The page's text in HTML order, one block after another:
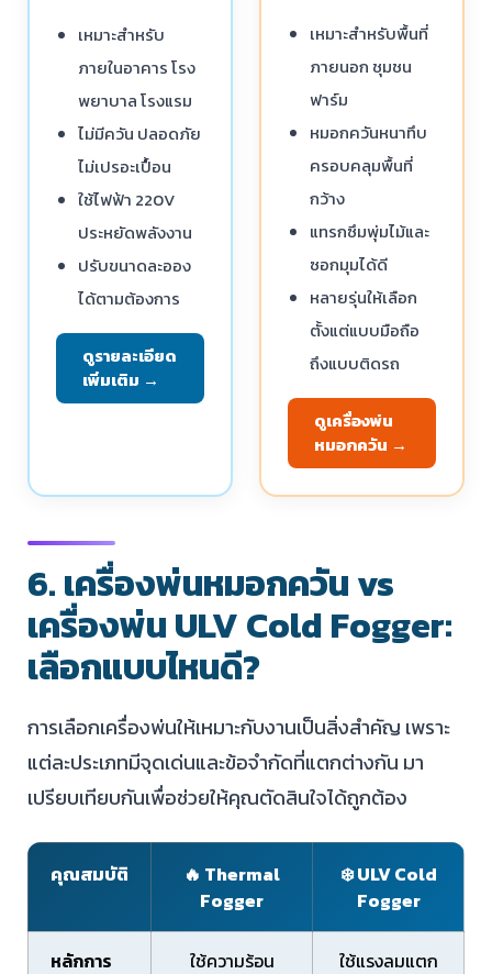
เหมาะสำหรับ
ภายในอาคาร โรง
พยาบาล โรงแรม
ไม่มีควัน ปลอดภัย
ไม่เปรอะเปื้อน
ใช้ไฟฟ้า 220V
ประหยัดพลังงาน
ปรับขนาดละออง
ได้ตามต้องการ
ดูรายละเอียด
เพิ่มเติม →
เหมาะสำหรับพื้นที่
ภายนอก ชุมชน
ฟาร์ม
หมอกควันหนาทึบ
ครอบคลุมพื้นที่
กว้าง
แทรกซึมพุ่มไม้และ
ซอกมุมได้ดี
หลายรุ่นให้เลือก
ตั้งแต่แบบมือถือ
ถึงแบบติดรถ
ดูเครื่องพ่น
หมอกควัน →
6. เครื่องพ่นหมอกควัน vs
เครื่องพ่น ULV Cold Fogger:
เลือกแบบไหนดี?
การเลือกเครื่องพ่นให้เหมาะกับงานเป็นสิ่งสำคัญ เพราะ
แต่ละประเภทมีจุดเด่นและข้อจำกัดที่แตกต่างกัน มา
เปรียบเทียบกันเพื่อช่วยให้คุณตัดสินใจได้ถูกต้อง
คุณสมบัติ
🔥 Thermal
Fogger
❄️ ULV Cold
Fogger
หลักการ
ใช้ความร้อน
ใช้แรงลมแตก